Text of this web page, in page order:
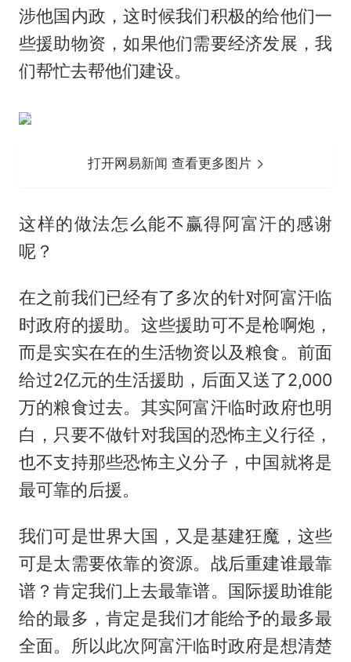
涉他国内政，这时候我们积极的给他们一
些援助物资，如果他们需要经济发展，我
们帮忙去帮他们建设。
打开网易新闻 查看更多图片
这样的做法怎么能不赢得阿富汗的感谢
呢？
在之前我们已经有了多次的针对阿富汗临
时政府的援助。这些援助可不是枪啊炮，
而是实实在在的生活物资以及粮食。前面
给过2亿元的生活援助，后面又送了2,000
万的粮食过去。其实阿富汗临时政府也明
白，只要不做针对我国的恐怖主义行径，
也不支持那些恐怖主义分子，中国就将是
最可靠的后援。
我们可是世界大国，又是基建狂魔，这些
可是太需要依靠的资源。战后重建谁最靠
谱？肯定我们上去最靠谱。国际援助谁能
给的最多，肯定是我们才能给予的最多最
全面。所以此次阿富汗临时政府是想清楚